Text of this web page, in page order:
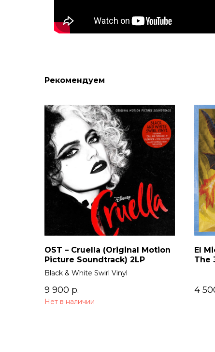
Рекомендуем
OST – Cruella (Original Motion
Picture Soundtrack) 2LP
Black & White Swirl Vinyl
9 900 р.
Нет в наличии
El
The
4